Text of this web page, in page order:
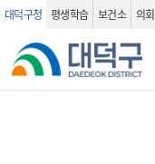
대덕구청 평생학습 보건소 의회